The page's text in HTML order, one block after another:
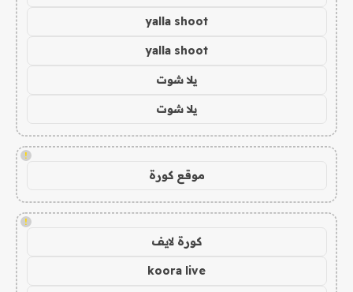
yalla shoot
yalla shoot
يلا شوت
يلا شوت
!
موقع كورة
!
كورة لايف
koora live